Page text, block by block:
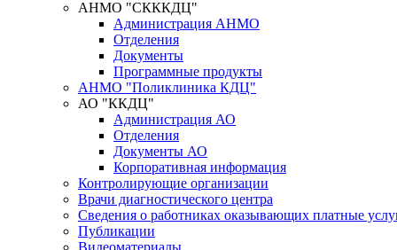
АНМО "СКККДЦ"
Администрация АНМО
Отделения
Документы
Программные продукты
АНМО "Поликлиника КДЦ"
АО "ККДЦ"
Администрация АО
Отделения
Документы АО
Корпоративная информация
Контролирующие организации
Врачи диагностического центра
Сведения о работниках оказывающих платные
Публикации
Видеоматериалы